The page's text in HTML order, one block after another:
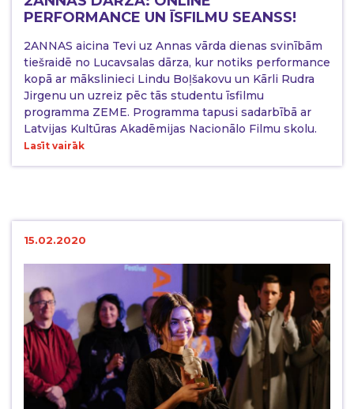
PERFORMANCE UN ĪSFILMU SEANSS!
2ANNAS aicina Tevi uz Annas vārda dienas svinībām
tiešraidē no Lucavsalas dārza, kur notiks performance
kopā ar mākslinieci Lindu Boļšakovu un Kārli Rudra
Jirgenu un uzreiz pēc tās studentu īsfilmu
programma ZEME. Programma tapusi sadarbībā ar
Latvijas Kultūras Akadēmijas Nacionālo Filmu skolu.
Lasīt vairāk
15.02.2020